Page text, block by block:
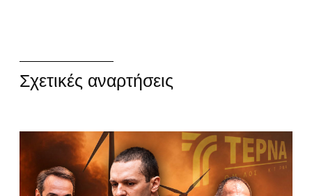
Σχετικές αναρτήσεις